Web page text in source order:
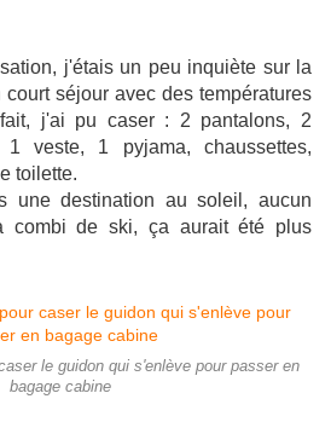
j'étais un peu inquiète sur la
séjour avec des températures
j'ai pu caser : 2 pantalons, 2
1 veste, 1 pyjama, chaussettes,
toilette.
une destination au soleil, aucun
combi de ski, ça aurait été plus
le guidon qui s'enlève pour passer en
bagage cabine